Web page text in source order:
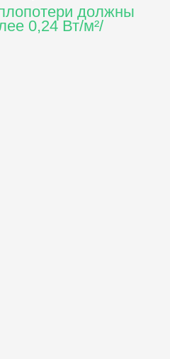
должны
0,24 Вт/м²/